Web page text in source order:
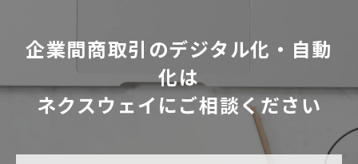
企業間商取引のデジタル化・自動
化は
ネクスウェイにご相談ください